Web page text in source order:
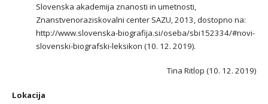
Slovenska akademija znanosti in umetnosti,
Znanstvenoraziskovalni center SAZU, 2013, dostopno na:
http://www.slovenska-biografija.si/oseba/sbi152334/#novi-
slovenski-biografski-leksikon (10. 12. 2019).
Tina Ritlop (10. 12. 2019)
Lokacija